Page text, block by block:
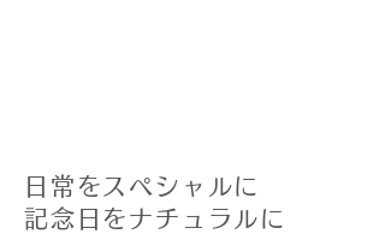
日常をスペシャルに
​記念日をナチュラルに